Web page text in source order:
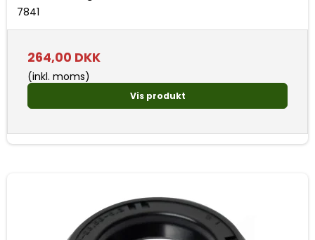
7841
264,00 DKK
(inkl. moms)
Vis produkt